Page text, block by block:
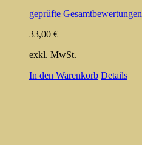
geprüfte Gesamtbewertungen
33,00 €
exkl. MwSt.
In den Warenkorb Details